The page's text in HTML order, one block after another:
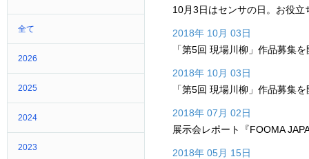
全て
2026
2025
2024
2023
10月3日はセンサの日。お役
2018年 10月 03日
「第5回 現場川柳」作品募集
2018年 10月 03日
「第5回 現場川柳」作品募集
2018年 07月 02日
展示会レポート『FOOMA
2018年 05月 15日